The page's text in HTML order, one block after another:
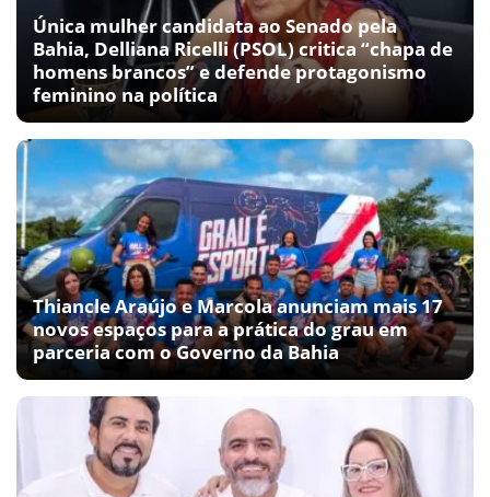
Única mulher candidata ao Senado pela
Bahia, Delliana Ricelli (PSOL) critica “chapa de
homens brancos” e defende protagonismo
feminino na política
Thiancle Araújo e Marcola anunciam mais 17
novos espaços para a prática do grau em
parceria com o Governo da Bahia